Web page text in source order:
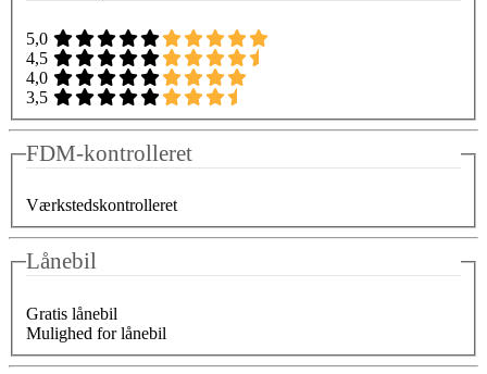
5,0
4,5
4,0
3,5
FDM-kontrolleret
Værkstedskontrolleret
Lånebil
Gratis lånebil
Mulighed for lånebil